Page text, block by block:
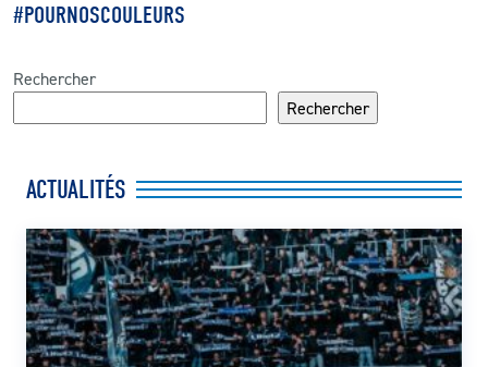
#POURNOSCOULEURS
Rechercher
Rechercher
ACTUALITÉS